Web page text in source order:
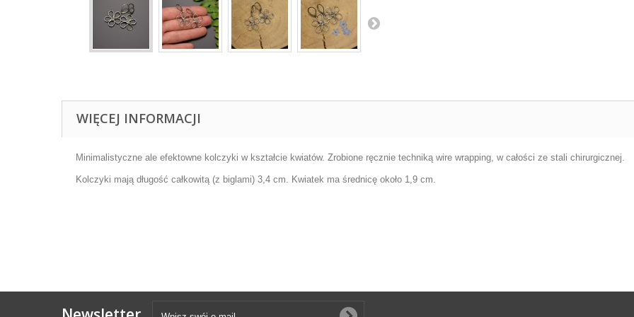
WIĘCEJ INFORMACJI
Minimalistyczne ale efektowne kolczyki w kształcie kwiatów. Zrobione ręcznie techniką wire wrapping, w całości ze stali chirurgicznej.
Kolczyki mają długość całkowitą (z biglami) 3,4 cm. Kwiatek ma średnicę około 1,9 cm.